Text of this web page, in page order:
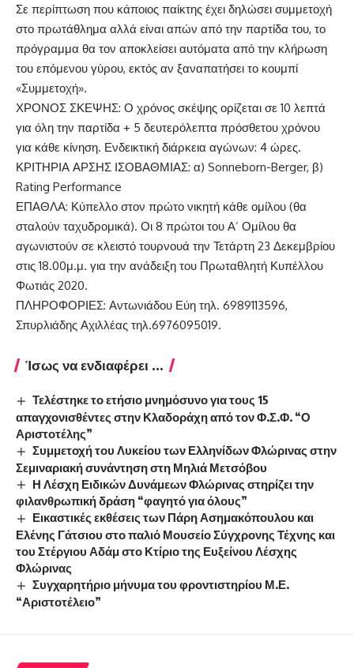
Σε περίπτωση που κάποιος παίκτης έχει δηλώσει συμμετοχή
στο πρωτάθλημα αλλά είναι απών από την παρτίδα του, το
πρόγραμμα θα τον αποκλείσει αυτόματα από την κλήρωση
του επόμενου γύρου, εκτός αν ξαναπατήσει το κουμπί
«Συμμετοχή».
ΧΡΟΝΟΣ ΣΚΕΨΗΣ: Ο χρόνος σκέψης ορίζεται σε 10 λεπτά
για όλη την παρτίδα + 5 δευτερόλεπτα πρόσθετου χρόνου
για κάθε κίνηση. Ενδεικτική διάρκεια αγώνων: 4 ώρες.
ΚΡΙΤΗΡΙΑ ΑΡΣΗΣ ΙΣΟΒΑΘΜΙΑΣ: α) Sonneborn-Berger, β)
Rating Performance
ΕΠΑΘΛΑ: Κύπελλο στον πρώτο νικητή κάθε ομίλου (θα
σταλούν ταχυδρομικά). Οι 8 πρώτοι του Α’ Ομίλου θα
αγωνιστούν σε κλειστό τουρνουά την Τετάρτη 23 Δεκεμβρίου
στις 18.00μ.μ. για την ανάδειξη του Πρωταθλητή Κυπέλλου
Φωτιάς 2020.
ΠΛΗΡΟΦΟΡΙΕΣ: Αντωνιάδου Εύη τηλ. 6989113596,
Σπυρλιάδης Αχιλλέας τηλ.6976095019.
Ίσως να ενδιαφέρει ...
Τελέστηκε το ετήσιο μνημόσυνο για τους 15
απαγχονισθέντες στην Κλαδοράχη από τον Φ.Σ.Φ. “Ο
Αριστοτέλης”
Συμμετοχή του Λυκείου των Ελληνίδων Φλώρινας στην
Σεμιναριακή συνάντηση στη Μηλιά Μετσόβου
Η Λέσχη Ειδικών Δυνάμεων Φλώρινας στηρίζει την
φιλανθρωπική δράση “φαγητό για όλους”
Εικαστικές εκθέσεις των Πάρη Ασημακόπουλου και
Ελένης Γάτσιου στο παλιό Μουσείο Σύγχρονης Τέχνης και
του Στέργιου Αδάμ στο Κτίριο της Ευξείνου Λέσχης
Φλώρινας
Συγχαρητήριο μήνυμα του φροντιστηρίου Μ.Ε.
“Αριστοτέλειο”